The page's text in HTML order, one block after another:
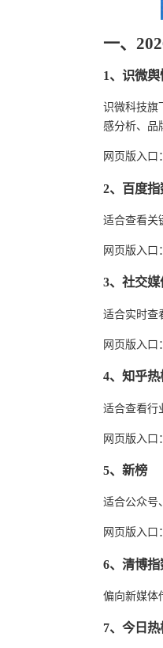
一、
1、识微舆
识微科技旗
感分析、品
网页版入口
2、百度指
适合查看关
网页版入口
3、社交
适合实时查
网页版入口
4、知乎热
适合查看行
网页版入口
5、新榜
适合公众号
网页版入口
6、清博指
偏向新媒体
7、今日热